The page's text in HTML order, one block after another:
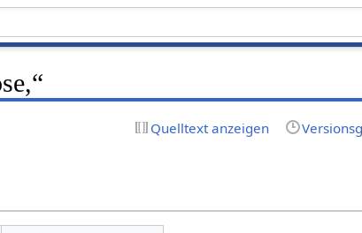
Quelltext anzeigen